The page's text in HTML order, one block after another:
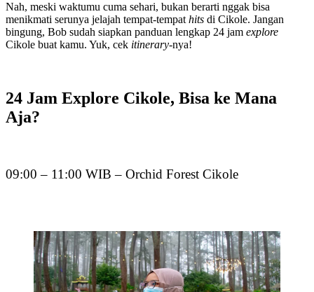
Nah, meski waktumu cuma sehari, bukan berarti nggak bisa
menikmati serunya jelajah tempat-tempat hits di Cikole. Jangan
bingung, Bob sudah siapkan panduan lengkap 24 jam explore
Cikole buat kamu. Yuk, cek itinerary-nya!
24 Jam Explore Cikole, Bisa ke Mana
Aja?
09:00 – 11:00 WIB – Orchid Forest Cikole